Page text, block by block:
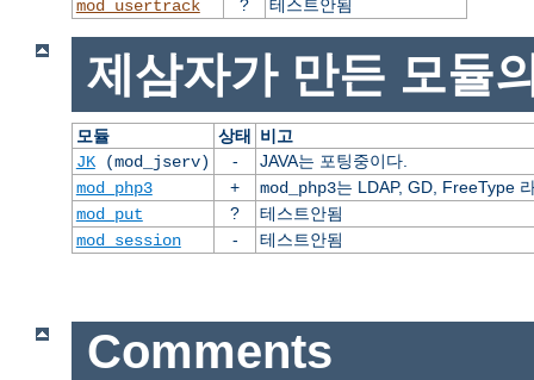
mod_usertrack
? 테스트안됨
제삼자가 만든 모듈
모듈 상태 비고
JK(mod_jserv) -
JAVA는 포팅중이다.
mod_php3
+ mod_php3는 LDAP, GD, FreeType
mod_put
?
테스트안됨
mod_session
- 테스트안됨
Comments